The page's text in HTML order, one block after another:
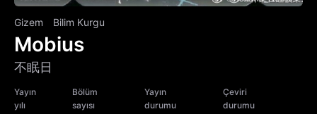
Gizem Bilim Kurgu
Mobius
不眠日
Yayın
yılı
Bölüm
sayısı
Yayın
durumu
Çeviri
durumu